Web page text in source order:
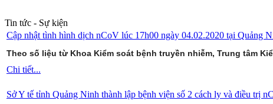
Tin tức - Sự kiện
Cập nhật tình hình dịch nCoV lúc 17h00 ngày 04.02.2020 tại Quảng
Theo số liệu từ Khoa Kiểm soát bệnh truyền nhiễm, Trung tâm
Chi tiết...
Sở Y tế tỉnh Quảng Ninh thành lập bệnh viện số 2 cách ly và điều trị